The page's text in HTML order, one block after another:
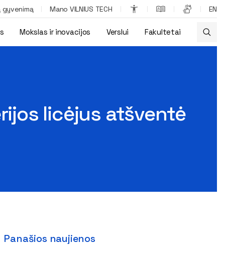
gyvenimą Mano VILNIUS TECH EN
Mokslas ir inovacijos Verslui Fakultetai
licėjus atšventė
Panašios naujienos